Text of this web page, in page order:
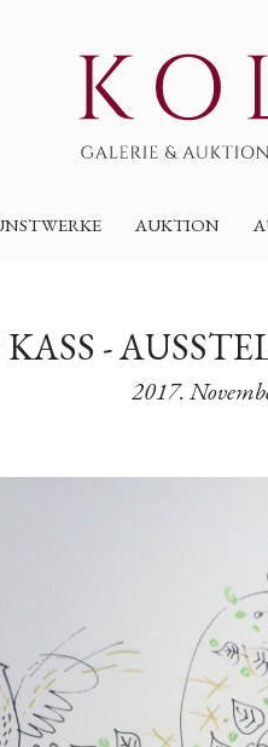
AUKTION
KASS -
2017.